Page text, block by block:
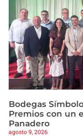
Bodegas
Premios con un
Panadero
agosto 9, 2026